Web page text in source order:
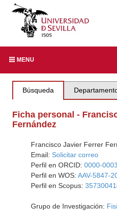
MENU
Búsqueda
Ficha personal -
Fernández
Francisco Javier Ferrer
Email: Solicitar correo
Perfil en ORCID: 0000-
Perfil en WOS: AAV-5847-
Perfil en Scopus:
Grupo de Investigación: